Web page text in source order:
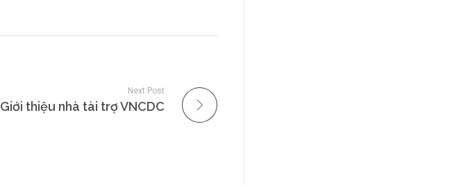
Next Post
Giới thiệu nhà tài trợ VNCDC